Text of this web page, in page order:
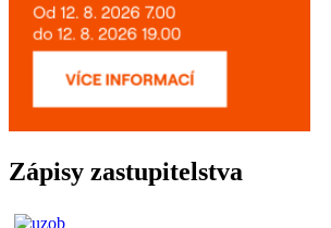
Zápisy zastupitelstva